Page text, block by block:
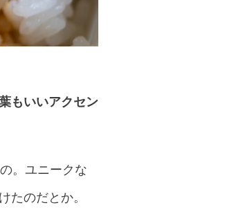
もいいアクセン
。ユニークな
たのだとか。